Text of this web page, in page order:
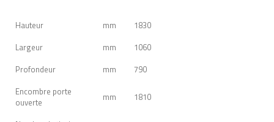
Hauteur mm
1830
Largeur
mm
1060
Profondeur
mm
790
Encombre porte
ouverte
mm 1810